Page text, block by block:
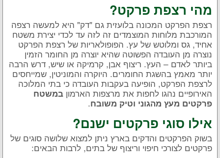
מהי רצפת פרקט?
רצפת הפרקט המכונה בלועזית גם "דק" היא למעשה רצפה
המורכבת מלוחות המוצמדים זה לזה עד לכדי יצירת משטח
אחיד, גס ומלוטש של עץ. הפופולאריות של רצפת הפרקט
נוצרה מן העובדה הפשוטה שהיא יוצרה מן החומר הזמין
ביותר לאדם – העץ. ריצוף אבן, קרמיקה או שיש, דרש הרבה
יותר מאמץ בהשגת החומרים. היוקרה והמוניטין, שמייחסים
לרצפת הפרקט, הופיעה בעקבות העובדה כי בתי המלוכה
האירופיים נהגו לחפות את מרצפות הארמון במשטח
פרקטים מעץ מהגוני וטיק משובח.
אילו סוגי פרקטים ישנם?
בשוק הפרקטים והדקים בארץ ניתן למצוא שלושה סוגים של
פרקטים לצורכי חיפוי וריצוף של בתים, לרבות הבאים: